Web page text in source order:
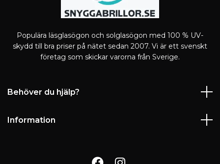
Populära läsglasögon och solglasögon med 100 % UV-
skydd till bra priser på nätet sedan 2007. Vi är ett svenskt
företag som skickar varorna från Sverige.
Behöver du hjälp?
Information